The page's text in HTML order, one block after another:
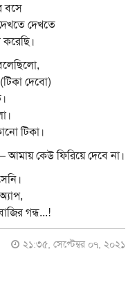
বসে
দেখতে
দেবো)
টিকা।
আমায় কেউ ফিরিয়ে দেবে না।
গন্ধ...!
২১:৩৫, সেপ্টেম্বর ০৭, ২০২১